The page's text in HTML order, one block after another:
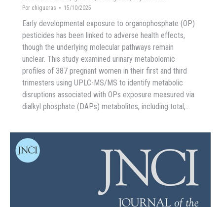
Por chigueras 15/10/2025
Early developmental exposure to organophosphate (OP)
pesticides has been linked to adverse health effects,
though the underlying molecular pathways remain
unclear. This study examined urinary metabolomic
profiles of 387 pregnant women in their first and third
trimesters using UPLC-MS/MS to identify metabolic
disruptions associated with OPs exposure measured via
dialkyl phosphate (DAPs) metabolites, including total,…